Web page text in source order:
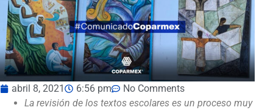
abril 8, 2021 6:56 pm
No Comments
La revisión de los textos escolares es un proceso muy